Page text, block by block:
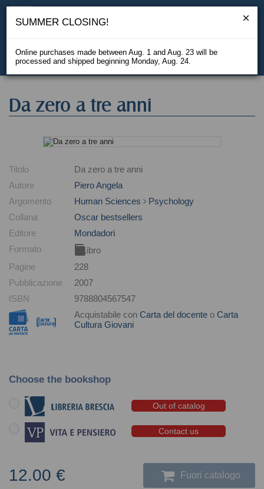
Da zero a tre anni
Titolo
Da zero a tre anni
Autore
Piero Angela
Argomento
Human Sciences
Psychology
Collana
Oscar bestsellers
Editore
Mondadori
Formato
Libro
Pagine
228
Pubblicazione
2007
ISBN
9788804567547
Acquistabile con Carta del docente o Carta
Cultura Giovani
Choose the bookshop
Out of catalog
Contact us
12.00 € Fuori catalogo
SUMMER CLOSING!
Online purchases made between Aug. 1 and Aug. 23 will be
processed and shipped beginning Monday, Aug. 24.